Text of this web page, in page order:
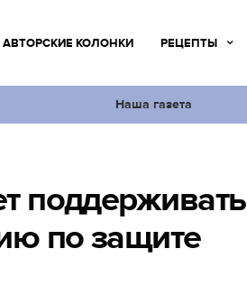
АВТОРСКИЕ КОЛОНКИ РЕЦЕПТЫ
Наша газета
поддерживать
по защите